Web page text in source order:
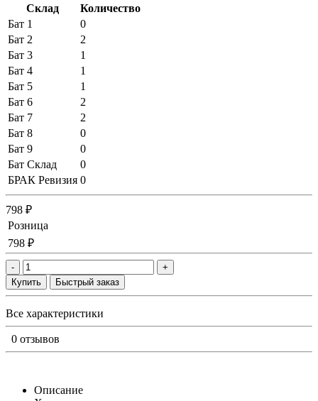
Склад
Количество
Бат 1
0
Бат 2
2
Бат 3
1
Бат 4
1
Бат 5
1
Бат 6
2
Бат 7
2
Бат 8
0
Бат 9
0
Бат Склад
0
БРАК Ревизия 0
798 ₽
Розница
798 ₽
-
+
Купить
Быстрый заказ
Все характеристики
0 отзывов
Описание